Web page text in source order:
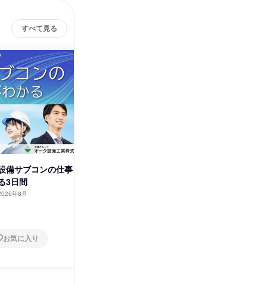
すべて見る
備サブコンの仕事
3日間
年8月
お気に入り